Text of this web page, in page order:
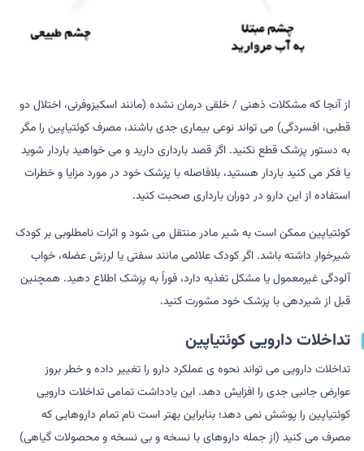
از آنجا که مشکلات ذهنی / خلقی درمان نشده (مانند اسکیزوفرنی، اختلال دو
قطبی، افسردگی) می تواند نوعی بیماری جدی باشند، مصرف کوئتیاپین را مگر
به دستور پزشک قطع نکنید. اگر قصد بارداری دارید و می خواهید باردار شوید
یا فکر می کنید باردار هستید، بلافاصله با پزشک خود در مورد مزایا و خطرات
استفاده از این دارو در دوران بارداری صحبت کنید.
کوئتیاپین ممکن است به شیر مادر منتقل می شود و اثرات نامطلوبی بر کودک
شیرخوار داشته باشد. اگر کودک علائمی مانند سفتی یا لرزش عضله، خواب
آلودگی غیرمعمول یا مشکل تغذیه دارد، فوراً به پزشک اطلاع دهید. همچنین
قبل از شیردهی با پزشک خود مشورت کنید.
تداخلات دارویی کوئتیاپین
تداخلات دارویی می تواند نحوه ی عملکرد دارو را تغییر داده و خطر بروز
عوارض جانبی جدی را افزایش دهد. این یادداشت تمامی تداخلات دارویی
کوئتیاپین را پوشش نمی دهد؛ بنابراین بهتر است نام تمام داروهایی که
مصرف می کنید (از جمله داروهای با نسخه و بی نسخه و محصولات گیاهی)